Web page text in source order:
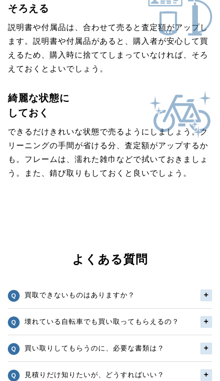
そろえる
説明書や付属品は、合わせて売ると査定額がアップし
ます。説明書や付属品があると、購入者が安心して買
えるため、購入時に捨ててしまっていなければ、そろ
えておくとよいでしょう。
綺麗な状態に
しておく
できるだけきれいな状態で売るようにしましょう。ク
リーニングの手間が省ける分、査定額がアップするか
も。フレームは、濡れた雑巾などで拭いておきましょ
う。また、錆び取りもしておくと良いでしょう。
よくある質問
買取できないものはありますか？
壊れている自転車でも買い取ってもらえるの？
買い取りしてもらうのに、必要な書類は？
見積りだけ知りたいが、どうすればいい？